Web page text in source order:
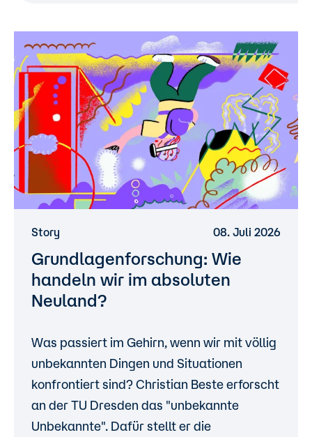
Story 08. Juli 2026
Grundlagenforschung: Wie
handeln wir im absoluten
Neuland?
Was passiert im Gehirn, wenn wir mit völlig
unbekannten Dingen und Situationen
konfrontiert sind? Christian Beste erforscht
an der TU Dresden das "unbekannte
Unbekannte". Dafür stellt er die